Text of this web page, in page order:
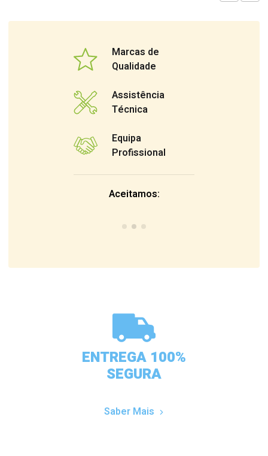
Marcas de
Qualidade
Assistência
Técnica
Equipa
Profissional
Aceitamos:
ENTREGA 100%
SEGURA
Saber Mais